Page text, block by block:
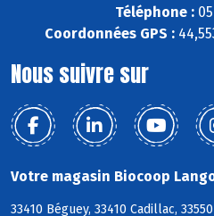
Téléphone :05
Coordonnées GPS :
Nous suivre sur
Votre magasin Biocoop
33410 Béguey, 33410 Cadillac,